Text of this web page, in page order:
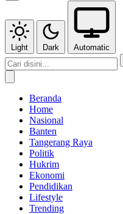
Light Dark Automatic
Beranda
Home
Nasional
Banten
Tangerang Raya
Politik
Hukrim
Ekonomi
Pendidikan
Lifestyle
Trending